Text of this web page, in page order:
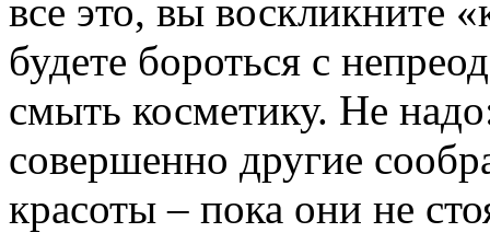
все это, вы воскликните
будете бороться с
смыть косметику. Не
совершенно другие
красоты – пока они не